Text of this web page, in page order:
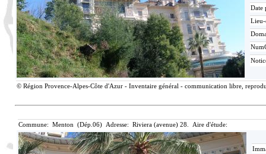
Date
© Région Provence-Alpes-Côte d'Azur - Inventaire général - communication libre,
Commune: Menton (Dép.06) Adresse: Riviera (avenue) 28. Aire d'étude: